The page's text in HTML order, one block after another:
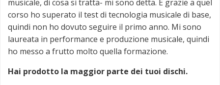
musicale, di cosa si tratta- mi sono detta. E grazie a quel
corso ho superato il test di tecnologia musicale di base,
quindi non ho dovuto seguire il primo anno. Mi sono
laureata in performance e produzione musicale, quindi
ho messo a frutto molto quella formazione.
Hai prodotto la maggior parte dei tuoi dischi.